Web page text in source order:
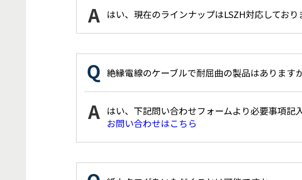
はい、現在のラインナップはLSZH対応しており
絶縁電線のケーブルで耐屈曲の製品はありますか
はい、下記問い合わせフォームより必要事項記
お問い合わせはこちら